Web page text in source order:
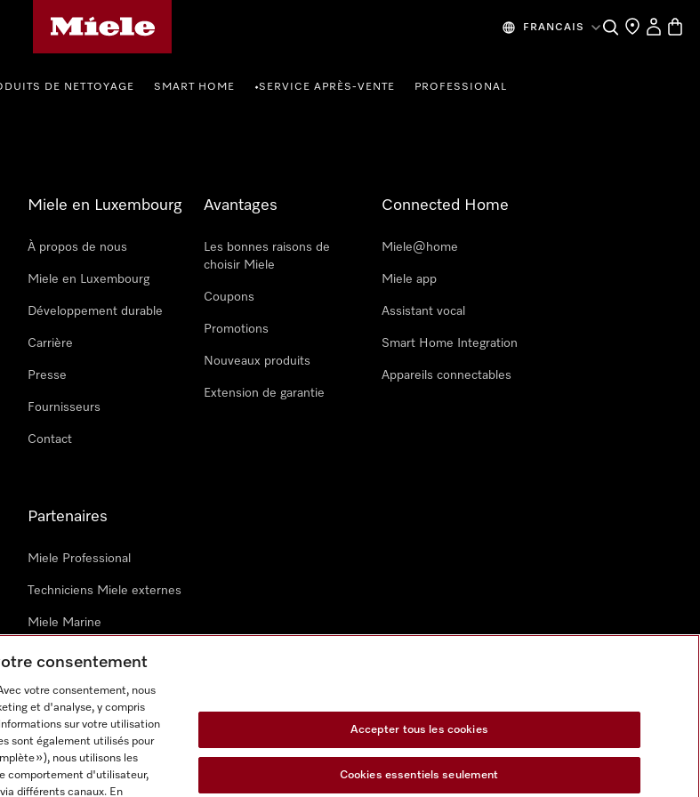
FRANCAIS Recherche
MesPanier
DE NETTOYAGE SMART HOME •SERVICE APRÈS-VENTE PROFESSIONAL
Miele en Luxembourg
À propos de nous
Miele en Luxembourg
Développement durable
Carrière
Presse
Fournisseurs
Contact
Avantages
Les bonnes raisons de
choisir Miele
Coupons
Promotions
Nouveaux produits
Extension de garantie
Connected Home
Miele@home
Miele app
Assistant vocal
Smart Home Integration
Appareils connectables
Partenaires
Miele Professional
Techniciens Miele externes
Miele Marine
Architectes & promoteurs
Déclaration d'accessibilité
Formulaire de rétractation
consentement
votre consentement, nous
et d'analyse, y compris
sur votre utilisation
sont également utilisés pour
»), nous utilisons les
comportement d'utilisateur,
différents canaux. En
Accepter tous les cookies
Cookies essentiels seulement